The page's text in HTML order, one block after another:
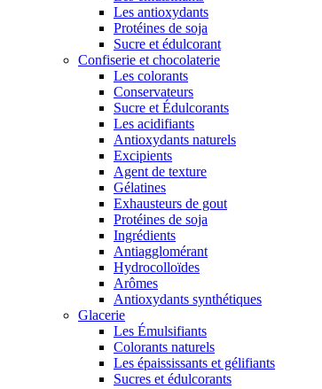
Les antioxydants
Protéines de soja
Sucre et édulcorant
Confiserie et chocolaterie
Les colorants
Conservateurs
Sucre et Édulcorants
Les acidifiants
Antioxydants naturels
Excipients
Agent de texture
Gélatines
Exhausteurs de gout
Protéines de soja
Ingrédients
Antiagglomérant
Hydrocolloïdes
Arômes
Antioxydants synthétiques
Glacerie
Les Émulsifiants
Colorants naturels
Les épaississants et gélifiants
Sucres et édulcorants